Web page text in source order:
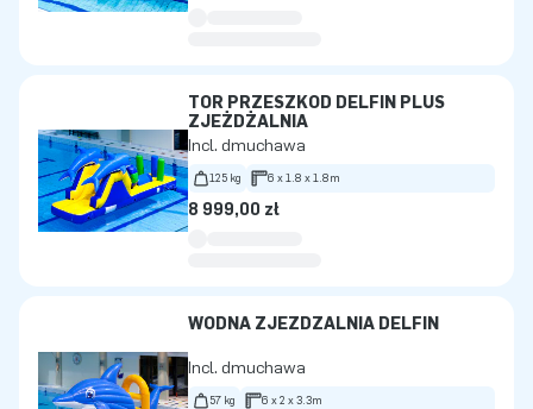
TOR PRZESZKÓD DELFIN PLUS
ZJEŻDŻALNIA
Incl. dmuchawa
125 kg 6 x 1.8 x 1.8m
8 999,00 zł
WODNA ZJEŻDŻALNIA DELFIN
Incl. dmuchawa
57 kg 6 x 2 x 3.3m